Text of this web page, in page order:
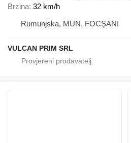
Brzina 32 km/h
Rumunjska, MUN. FOCŞANI
VULCAN PRIM SRL